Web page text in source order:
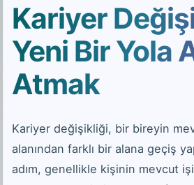
Kariyer
Yeni Bir Yola
Atmak
Kariyer değişikliği, bir bireyin
alanından farklı bir alana geçiş
adım, genellikle kişinin mevcut